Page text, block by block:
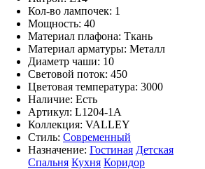
Кол-во лампочек: 1
Мощность: 40
Материал плафона: Ткань
Материал арматуры: Металл
Диаметр чаши: 10
Световой поток: 450
Цветовая температура: 3000
Наличие: Есть
Артикул: L1204-1A
Коллекция: VALLEY
Стиль: Современный
Назначение: Гостиная Детская
Спальня Кухня Коридор